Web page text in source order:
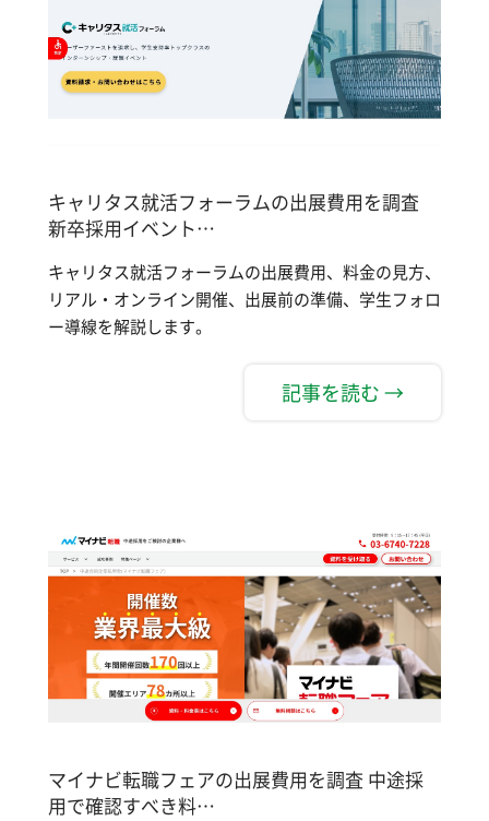
キャリタス就活フォーラムの出展費用を調査
新卒採用イベント…
キャリタス就活フォーラムの出展費用、料金の見方、
リアル・オンライン開催、出展前の準備、学生フォロ
ー導線を解説します。
記事を読む →
マイナビ転職フェアの出展費用を調査 中途採
用で確認すべき料…